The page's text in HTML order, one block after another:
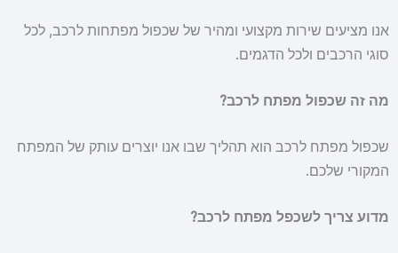
אנו מציעים שירות מקצועי ומהיר של שכפול מפתחות לרכב, לכל
סוגי הרכבים ולכל הדגמים.
מה זה שכפול מפתח לרכב?
שכפול מפתח לרכב הוא תהליך שבו אנו יוצרים עותק של המפתח
המקורי שלכם.
מדוע צריך לשכפל מפתח לרכב?